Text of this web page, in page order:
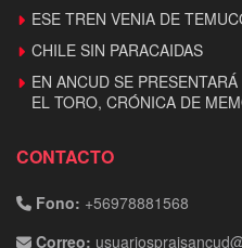
ESE TREN VENIA DE
CHILE SIN PARACAIDAS
EN ANCUD SE
EL TORO, CRÓNICA DE
CONTACTO
Fono: +56978881568
Correo: